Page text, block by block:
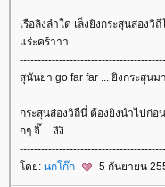
เรือลิงลำใด เล็งยิงกระสุนส่อง
ร่ะคร้าาา
สุนันยา go far far ... ยิงกระสุน
กระสุนส่องวิถีนี่ ต้องยิงนำไปก่อ
กๆ จิ๊ ... งิงิ
ดย: นกโก๊ก 5 กันยายน